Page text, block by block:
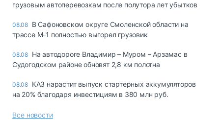
грузовым автоперевозкам после полутора лет убытков
08.08 В Сафоновском округе Смоленской области на
трассе М-1 полностью выгорел грузовик
08.08 На автодороге Владимир – Муром – Арзамас в
Судогодском районе обновят 2,8 км полотна
08.08 КАЗ нарастит выпуск стартерных аккумуляторов
на 20% благодаря инвестициям в 380 млн руб.
Все новости